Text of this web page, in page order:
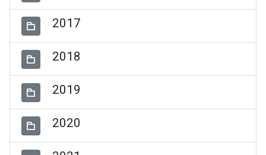
2017
2018
2019
2020